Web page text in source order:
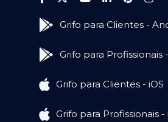
Grifo para Clientes -
Grifo para Profissionais
Grifo para Clientes - iOS
Grifo para Profissionais -